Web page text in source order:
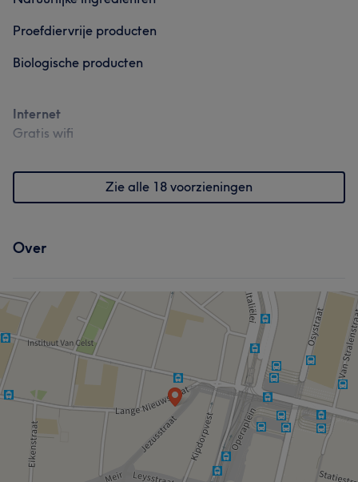
Proefdiervrije producten
Biologische producten
Internet
Gratis wifi
Zie alle 18 voorzieningen
Over